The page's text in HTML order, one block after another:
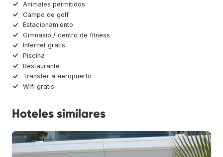
Animales permitidos
Campo de golf
Estacionamiento
Gimnasio / centro de fitness
Internet gratis
Piscina
Restaurante
Transfer a aeropuerto
Wifi gratis
Hoteles similares